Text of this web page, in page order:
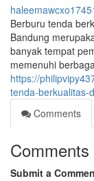
Berburu tenda
Bandung
banyak tempat
memenuhi
https://
tenda-berkualitas-
Comments
Comments
Submit a